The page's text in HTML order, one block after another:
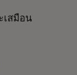
เสมือน